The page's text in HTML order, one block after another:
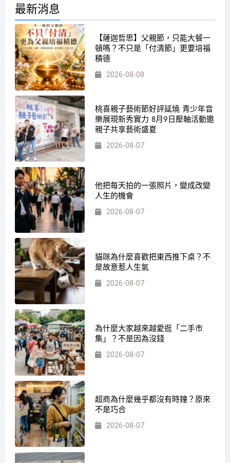
最新消息
【薩迦哲思】父親節，只能大餐一
頓嗎？不只是「付清節」更要培福
積德
2026-08-08
桃喜親子藝術節好評延燒 青少年音
樂展現新秀實力 8月9日壓軸活動邀
親子共享藝術盛夏
2026-08-07
他把每天拍的一張照片，變成改變
人生的機會
2026-08-07
貓咪為什麼喜歡把東西推下桌？不
是故意惹人生氣
2026-08-07
為什麼大家越來越愛逛「二手市
集」？不是因為沒錢
2026-08-07
超商為什麼幾乎都沒有時鐘？原來
不是巧合
2026-08-07